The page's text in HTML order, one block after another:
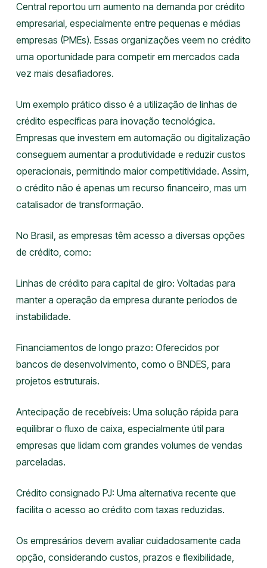
Central reportou um aumento na demanda por crédito
empresarial, especialmente entre pequenas e médias
empresas (PMEs). Essas organizações veem no crédito
uma oportunidade para competir em mercados cada
vez mais desafiadores.
Um exemplo prático disso é a utilização de linhas de
crédito específicas para inovação tecnológica.
Empresas que investem em automação ou digitalização
conseguem aumentar a produtividade e reduzir custos
operacionais, permitindo maior competitividade. Assim,
o crédito não é apenas um recurso financeiro, mas um
catalisador de transformação.
No Brasil, as empresas têm acesso a diversas opções
de crédito, como:
Linhas de crédito para capital de giro: Voltadas para
manter a operação da empresa durante períodos de
instabilidade.
Financiamentos de longo prazo: Oferecidos por
bancos de desenvolvimento, como o BNDES, para
projetos estruturais.
Antecipação de recebíveis: Uma solução rápida para
equilibrar o fluxo de caixa, especialmente útil para
empresas que lidam com grandes volumes de vendas
parceladas.
Crédito consignado PJ: Uma alternativa recente que
facilita o acesso ao crédito com taxas reduzidas.
Os empresários devem avaliar cuidadosamente cada
opção, considerando custos, prazos e flexibilidade,